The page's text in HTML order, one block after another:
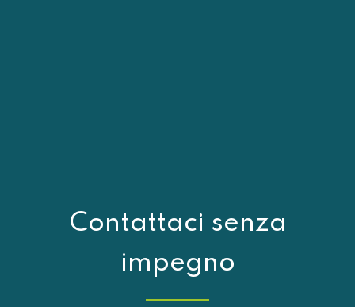
Contattaci senza
impegno